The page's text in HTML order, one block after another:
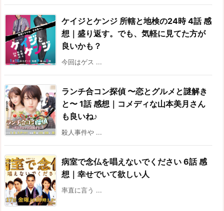
ケイジとケンジ 所轄と地検の24時 4話 感
想｜盛り返す。でも、気軽に見てた方が
良いかも？
今回はゲス ...
ランチ合コン探偵 〜恋とグルメと謎解き
と〜 1話 感想｜コメディな山本美月さん
も良いね♪
殺人事件や ...
病室で念仏を唱えないでください 6話 感
想｜幸せでいて欲しい人
率直に言う ...